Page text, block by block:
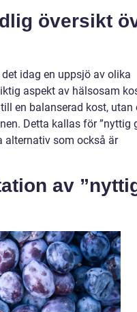
översikt
idag en uppsjö av olika
aspekt av hälsosam
en balanserad kost, utan
Detta kallas för ”nyttig
alternativ som också är
av